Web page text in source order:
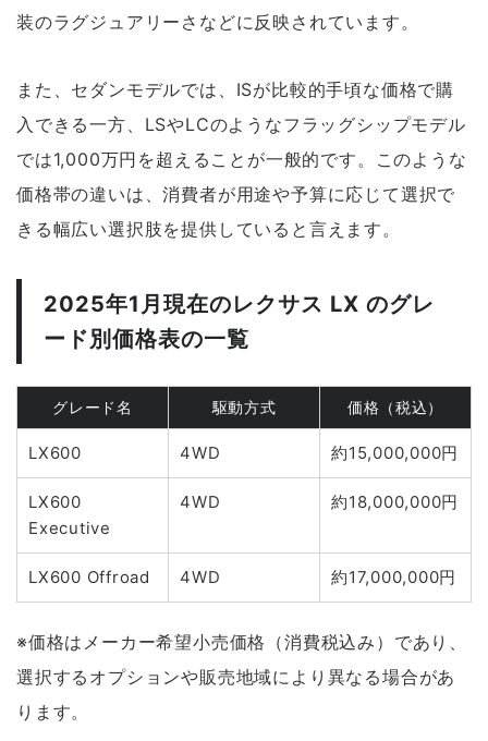
装のラグジュアリーさなどに反映されています。
また、セダンモデルでは、ISが比較的手頃な価格で購
入できる一方、LSやLCのようなフラッグシップモデル
では1,000万円を超えることが一般的です。このような
価格帯の違いは、消費者が用途や予算に応じて選択で
きる幅広い選択肢を提供していると言えます。
2025年1月現在のレクサス LX のグレ
ード別価格表の一覧
グレード名 駆動方式 価格（税込）
LX600 4WD 約15,000,000円
LX600
Executive
4WD 約18,000,000円
LX600 Offroad 4WD 約17,000,000円
※価格はメーカー希望小売価格（消費税込み）であり、
選択するオプションや販売地域により異なる場合があ
ります。